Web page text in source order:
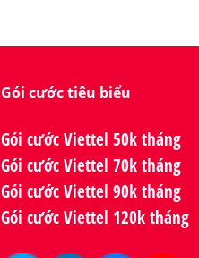
Gói cước tiêu biểu
Gói cước Viettel 50k tháng
Gói cước Viettel 70k tháng
Gói cước Viettel 90k tháng
Gói cước Viettel 120k tháng